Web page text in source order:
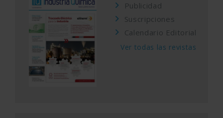
Publicidad
Suscripciones
Calendario Editorial
Ver todas las revistas